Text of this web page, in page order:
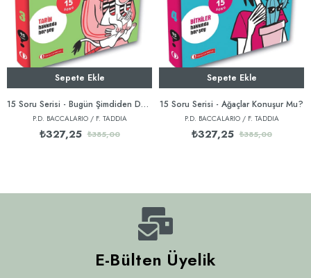
Sepete Ekle
15 Soru Serisi - Bugün Şimdiden Dün Müdür?
P.D. BACCALARIO / F. TADDIA
₺327,25 ₺385,00
Sepete Ekle
15 Soru Serisi - Ağaçlar Konuşur Mu?
P.D. BACCALARIO / F. TADDIA
₺327,25 ₺385,00
E-Bülten Üyelik